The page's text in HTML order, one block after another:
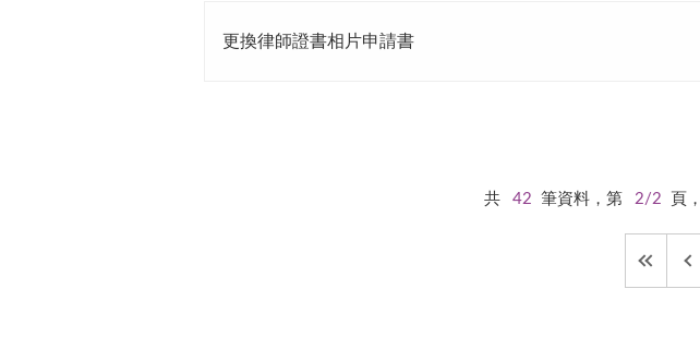
更換律師證書相片申請書
共 42 筆資料，第 2/2 頁，